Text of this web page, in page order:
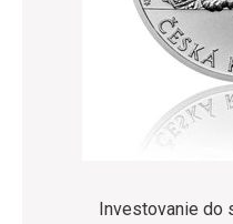
Investovanie do